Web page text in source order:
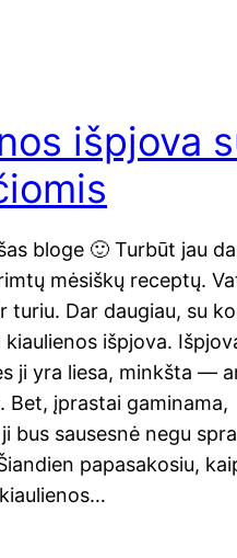
išpjova
bloge 🙂 Tur­būt jau
mėsiš­kų recep­tų.
turiu. Dar dau­giau, su
kiau­lie­nos išpjo­va.
ji yra lie­sa, minkš­ta —
Bet, įpras­tai gami­na­ma,
bus sau­ses­nė negu
papa­sa­ko­siu,